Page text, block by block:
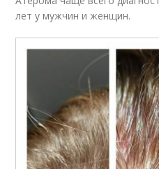
лет у мужчин и женщин.